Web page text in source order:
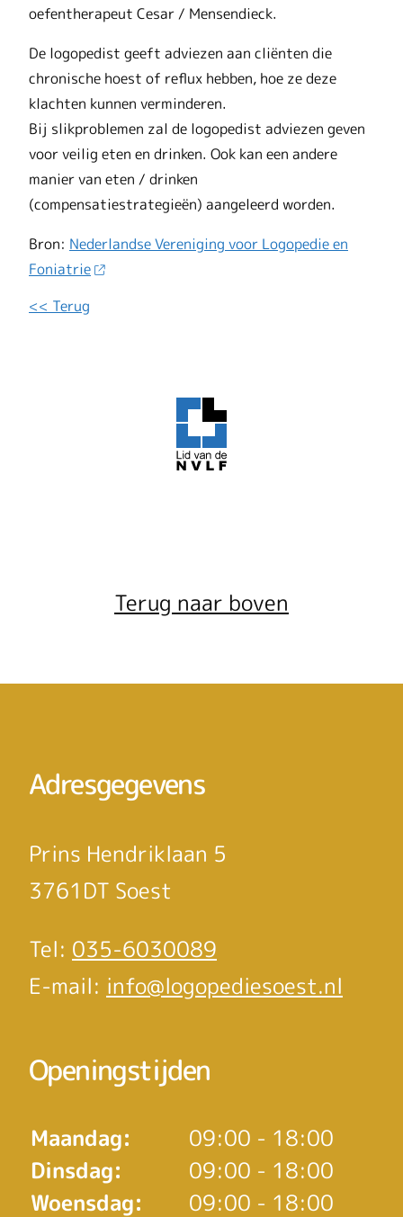
oefentherapeut Cesar / Mensendieck.
De logopedist geeft adviezen aan cliënten die
chronische hoest of reflux hebben, hoe ze deze
klachten kunnen verminderen.
Bij slikproblemen zal de logopedist adviezen geven
voor veilig eten en drinken. Ook kan een andere
manier van eten / drinken
(compensatiestrategieën) aangeleerd worden.
Bron: Nederlandse Vereniging voor Logopedie en
Foniatrie
<< Terug
Terug naar boven
Adresgegevens
Prins Hendriklaan 5
3761DT Soest
Tel: 035-6030089
E-mail: info@logopediesoest.nl
Openingstijden
Maandag:
09:00 - 18:00
Dinsdag:
09:00 - 18:00
Woensdag:
09:00 - 18:00